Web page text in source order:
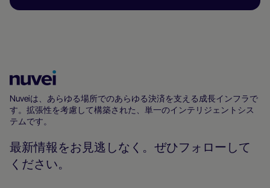
ホ
ー
ペ
ー
Nuveiは、あらゆる場所でのあらゆる決済を支える成長インフラで
す。拡張性を考慮して構築された、単一のインテリジェントシス
テムです。
最新情報をお見逃しなく。ぜひフォローして
ください。